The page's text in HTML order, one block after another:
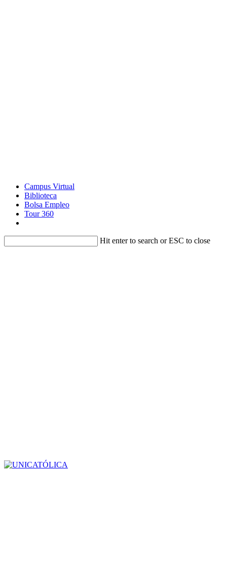
Campus Virtual
Biblioteca
Bolsa Empleo
Tour 360
Hit enter to search or ESC to close